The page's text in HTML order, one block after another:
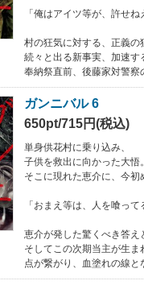
「俺はアイツ等が、許せね
村の狂気に対する、正義の
続々と出る新事実、加速す
奉納祭直前、後藤家対警察
ガンニバル 6
650pt/715円(税込)
単身供花村に乗り込み、
子供を救出に向かった大悟。
そこに現れた恵介に、今初
「おまえ等は、人を喰って
恵介が発した驚くべき答え
そしてこの次期当主が生ま
点が繋がり、血塗れの線と